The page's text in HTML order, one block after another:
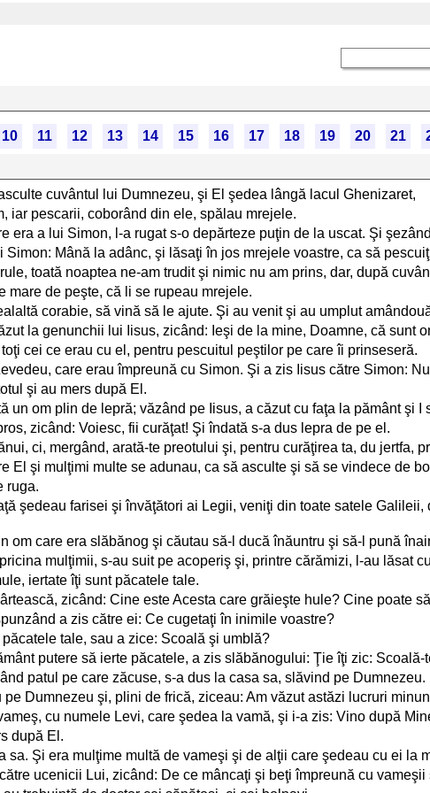
10 11 12 13 14 15 16 17 18 19 20 21
cuvântul lui Dumnezeu, şi El şedea lângă lacul Ghenizaret,
iar pescarii, coborând din ele, spălau mrejele.
era a lui Simon, l-a rugat s-o depărteze puţin de la uscat. Şi
Simon: Mână la adânc, şi lăsaţi în jos mrejele voastre, ca să
toată noaptea ne-am trudit şi nimic nu am prins, dar, după
mare de peşte, că li se rupeau mrejele.
corabie, să vină să le ajute. Şi au venit şi au umplut
la genunchii lui Iisus, zicând: Ieşi de la mine, Doamne, că sunt
cei ce erau cu el, pentru pescuitul peştilor pe care îi prinseseră.
care erau împreună cu Simon. Şi a zis Iisus către Simon:
şi au mers după El.
un om plin de lepră; văzând pe Iisus, a căzut cu faţa la pământ şi
zicând: Voiesc, fii curăţat! Şi îndată s-a dus lepra de pe el.
ci, mergând, arată-te preotului şi, pentru curăţirea ta, du jertfa,
El şi mulţimi multe se adunau, ca să asculte şi să se vindece de
ruga.
şedeau farisei şi învăţători ai Legii, veniţi din toate satele
om care era slăbănog şi căutau să-l ducă înăuntru şi să-l pună
mulţimii, s-au suit pe acoperiş şi, printre cărămizi, l-au lăsat
iertate îţi sunt păcatele tale.
zicând: Cine este Acesta care grăieşte hule? Cine poate
a zis către ei: Ce cugetaţi în inimile voastre?
tale, sau a zice: Scoală şi umblă?
putere să ierte păcatele, a zis slăbănogului: Ţie îţi zic:
patul pe care zăcuse, s-a dus la casa sa, slăvind pe Dumnezeu.
Dumnezeu şi, plini de frică, ziceau: Am văzut astăzi lucruri
cu numele Levi, care şedea la vamă, şi i-a zis: Vino după
după El.
sa. Şi era mulţime multă de vameşi şi de alţii care şedeau cu ei la
ucenicii Lui, zicând: De ce mâncaţi şi beţi împreună cu